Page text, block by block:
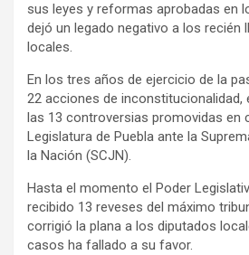
sus leyes y reformas aprobadas en
dejó un legado negativo a los recién
locales.
En los tres años de ejercicio de la
22 acciones de inconstitucionalidad,
las 13 controversias promovidas en
Legislatura de Puebla ante la
la Nación (SCJN).
Hasta el momento el Poder
recibido 13 reveses del máximo
corrigió la plana a los diputados
casos ha fallado a su favor.